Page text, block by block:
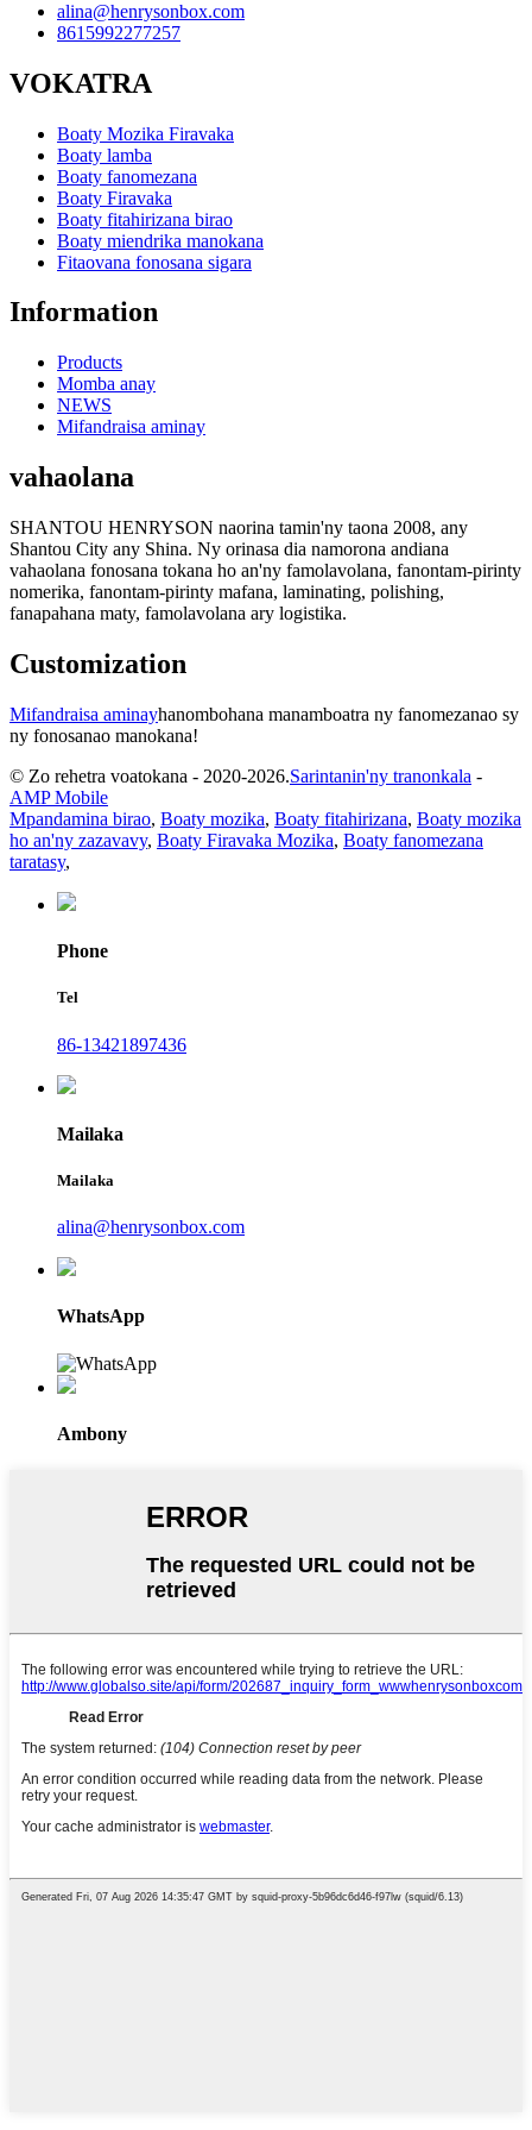
alina@henrysonbox.com
8615992277257
VOKATRA
Boaty Mozika Firavaka
Boaty lamba
Boaty fanomezana
Boaty Firavaka
Boaty fitahirizana birao
Boaty miendrika manokana
Fitaovana fonosana sigara
Information
Products
Momba anay
NEWS
Mifandraisa aminay
vahaolana
SHANTOU HENRYSON naorina tamin'ny taona 2008, any
Shantou City any Shina. Ny orinasa dia namorona andiana
vahaolana fonosana tokana ho an'ny famolavolana, fanontam-pirinty
nomerika, fanontam-pirinty mafana, laminating, polishing,
fanapahana maty, famolavolana ary logistika.
Customization
Mifandraisa aminayhanombohana manamboatra ny fanomezanao sy
ny fonosanao manokana!
© Zo rehetra voatokana - 2020-2026.Sarintanin'ny tranonkala -
AMP Mobile
Mpandamina birao, Boaty mozika, Boaty fitahirizana, Boaty mozika
ho an'ny zazavavy, Boaty Firavaka Mozika, Boaty fanomezana
taratasy,
Phone
Tel
86-13421897436
Mailaka
Mailaka
alina@henrysonbox.com
WhatsApp
Ambony